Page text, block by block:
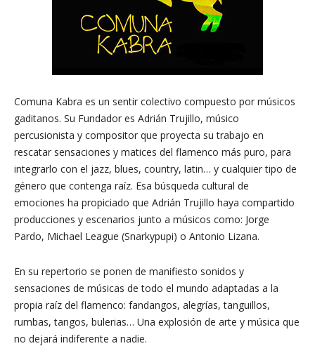
Comuna Kabra es un sentir colectivo compuesto por músicos
gaditanos. Su Fundador es Adrián Trujillo, músico
percusionista y compositor que proyecta su trabajo en
rescatar sensaciones y matices del flamenco más puro, para
integrarlo con el jazz, blues, country, latin… y cualquier tipo de
género que contenga raíz. Esa búsqueda cultural de
emociones ha propiciado que Adrián Trujillo haya compartido
producciones y escenarios junto a músicos como: Jorge
Pardo, Michael League (Snarkypupi) o Antonio Lizana.
En su repertorio se ponen de manifiesto sonidos y
sensaciones de músicas de todo el mundo adaptadas a la
propia raíz del flamenco: fandangos, alegrías, tanguillos,
rumbas, tangos, bulerias… Una explosión de arte y música que
no dejará indiferente a nadie.